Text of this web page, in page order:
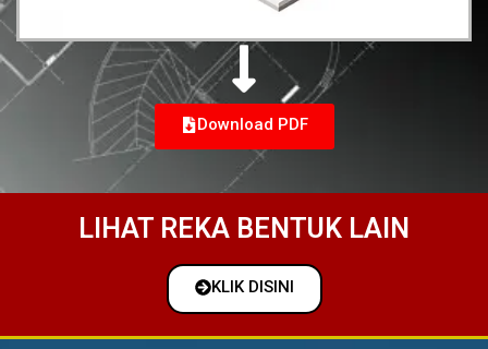
Download PDF
LIHAT REKA BENTUK LAIN
KLIK DISINI